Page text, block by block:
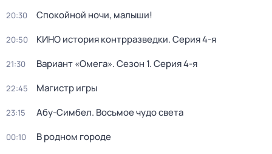
20:30 Спокойной ночи, малыши!
20:50 КИНО история контрразведки. Серия 4-я
21:30 Вариант «Омега». Сезон 1. Серия 4-я
22:45 Магистр игры
23:15 Абу-Симбел. Восьмое чудо света
00:10 В родном городе